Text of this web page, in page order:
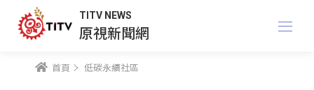
TITV NEWS
原視新聞網
首頁 低碳永續社區